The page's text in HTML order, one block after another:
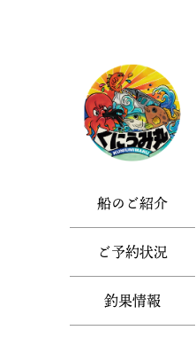
船のご紹介
ご予約状況
釣果情報